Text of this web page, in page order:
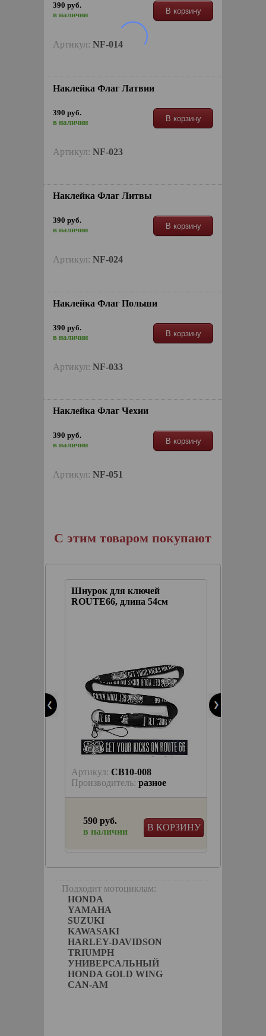
390 руб.
в наличии
В корзину
Артикул: NF-014
Наклейкa Флаг Латвии
390 руб.
в наличии
В корзину
Артикул: NF-023
Наклейкa Флаг Литвы
390 руб.
в наличии
В корзину
Артикул: NF-024
Наклейкa Флаг Польши
390 руб.
в наличии
В корзину
Артикул: NF-033
Наклейкa Флаг Чехии
390 руб.
в наличии
В корзину
Артикул: NF-051
С этим товаром покупают
Шнурок для ключей
ROUTE66, длина 54см
Артикул: CB10-008
Производитель: разное
В КОРЗИНУ
590 руб.
в наличии
Подходит мотоциклам:
HONDA
YAMAHA
SUZUKI
KAWASAKI
HARLEY-DAVIDSON
TRIUMPH
УНИВЕРСАЛЬНЫЙ
HONDA GOLD WING
CAN-AM